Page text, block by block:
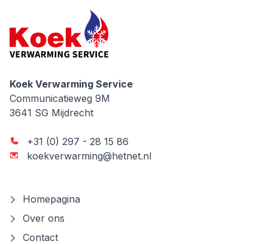
Koek Verwarming Service
Koek Verwarming Service
Communicatieweg 9M
3641 SG Mijdrecht
+31 (0) 297 - 28 15 86
koekverwarming@hetnet.nl
Homepagina
Over ons
Contact